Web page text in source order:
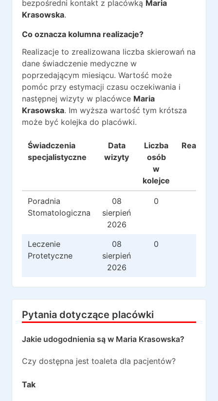
bezpośredni kontakt z placówką Maria
Krasowska.
Co oznacza kolumna realizacje?
Realizacje to zrealizowana liczba skierowań na
dane świadczenie medyczne w
poprzedającym miesiącu. Wartość może
pomóc przy estymacji czasu oczekiwania i
następnej wizyty w placówce Maria
Krasowska. Im wyższa wartość tym krótsza
może być kolejka do placówki.
Świadczenia
specjalistyczne
Data
wizyty
Liczba
osób
w
kolejce
Poradnia
Stomatologiczna
08
sierpień
2026
0
Leczenie
Protetyczne
08
sierpień
2026
0
Pytania dotyczące placówki
Jakie udogodnienia są w Maria Krasowska?
Czy dostępna jest toaleta dla pacjentów?
Tak